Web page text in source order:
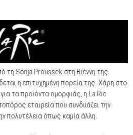
τη Sonja Proussek στη Βιέννη της
η επιτυχημένη πορεία της. Χάρη στο
τα προϊόντα ομορφιάς, η La Ric
εταιρεία που συνδυάζει την
πολυτέλεια όπως καμία άλλη.